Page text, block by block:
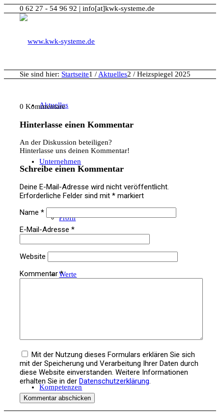
0 62 27 - 54 96 92 | info[at]kwk-systeme.de
Aktuelles
Unternehmen
Profil
Werte
Kompetenzen
Sie sind hier: Startseite1 / Aktuelles2 / Heizspiegel 2025
0 Kommentare
Hinterlasse einen Kommentar
An der Diskussion beteiligen?
Hinterlasse uns deinen Kommentar!
Schreibe einen Kommentar
Deine E-Mail-Adresse wird nicht veröffentlicht.
Erforderliche Felder sind mit* markiert
Name*
E-Mail-Adresse*
Website
Kommentar*
Mit der Nutzung dieses Formulars erklären Sie sich
mit der Speicherung und Verarbeitung Ihrer Daten durch
diese Website einverstanden. Weitere Informationen
erhalten Sie in derDatenschutzerklärung.